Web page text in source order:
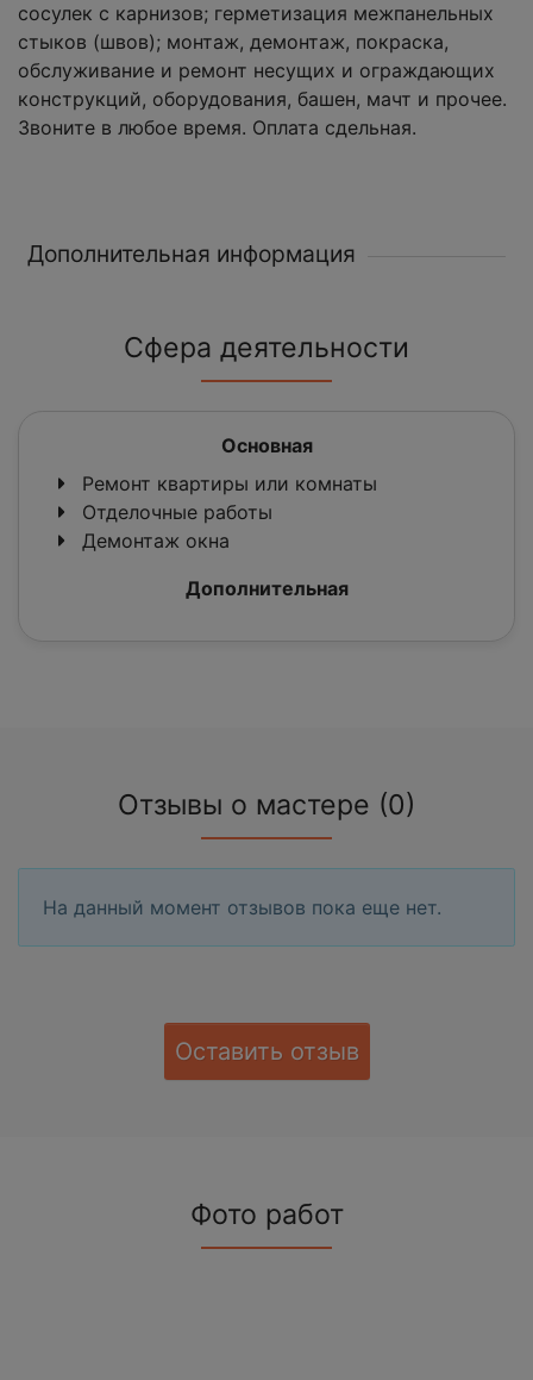
сосулек с карнизов; герметизация межпанельных
стыков (швов); монтаж, демонтаж, покраска,
обслуживание и ремонт несущих и ограждающих
конструкций, оборудования, башен, мачт и прочее.
Звоните в любое время. Оплата сдельная.
Дополнительная информация
Сфера деятельности
Основная
Ремонт квартиры или комнаты
Отделочные работы
Демонтаж окна
Дополнительная
Отзывы о мастере (0)
На данный момент отзывов пока еще нет.
Оставить отзыв
Фото работ